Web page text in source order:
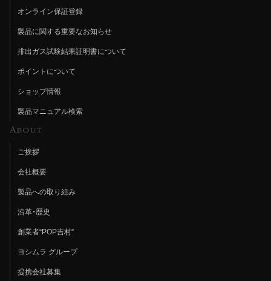
オンライン保証登録
製品に関する重要なお知らせ
排出ガス試験結果証明書について
ポイントについて
ショップ情報
製品マニュアル検索
About
ご挨拶
会社概要
製品への取り組み
沿革・歴史
創業者“POP吉村”
ヨシムラ グループ
提携会社募集